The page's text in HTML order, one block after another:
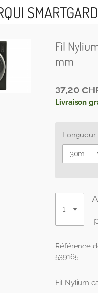
Fil
mm
37,20
Livraison
Longueur
Référence
539165
Fil Nylium